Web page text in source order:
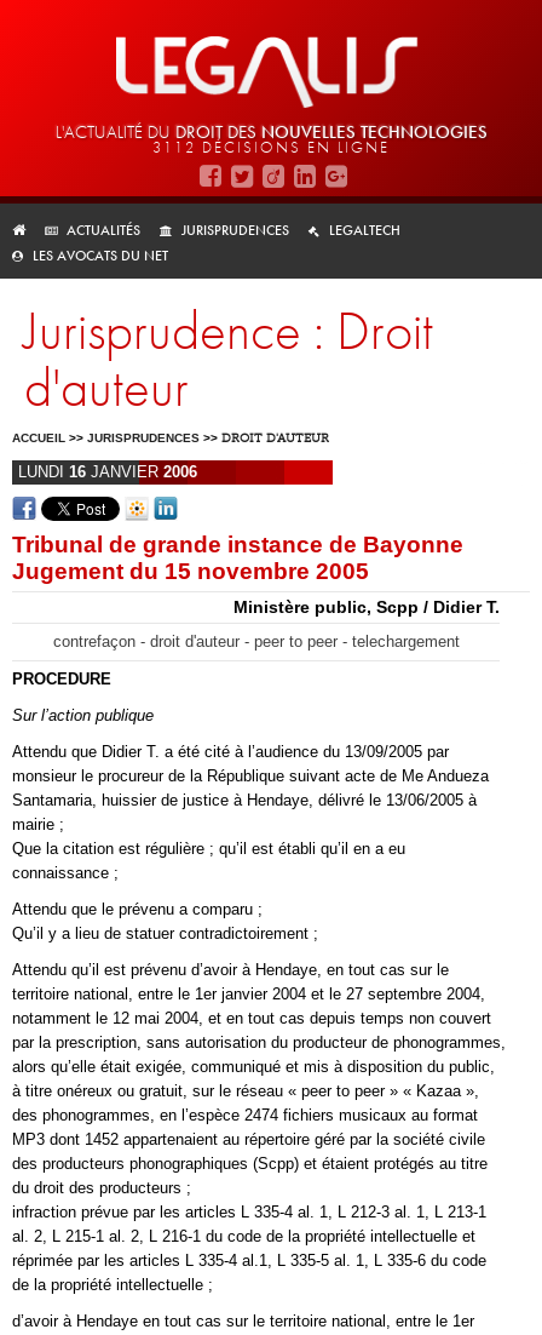
L'ACTUALITÉ DU DROIT DES NOUVELLES TECHNOLOGIES
3112 DÉCISIONS EN LIGNE
ACTUALITÉS JURISPRUDENCES
LEGALTECH
LES AVOCATS DU NET
Jurisprudence : Droit
d'auteur
ACCUEIL >> JURISPRUDENCES >> DROIT D'AUTEUR
LUNDI 16 JANVIER 2006
Tribunal de grande instance de Bayonne
Jugement du 15 novembre 2005
Ministère public, Scpp / Didier T.
contrefaçon - droit d'auteur - peer to peer - telechargement
PROCEDURE
Sur l’action publique
Attendu que Didier T. a été cité à l’audience du 13/09/2005 par
monsieur le procureur de la République suivant acte de Me Andueza
Santamaria, huissier de justice à Hendaye, délivré le 13/06/2005 à
mairie ;
Que la citation est régulière ; qu’il est établi qu’il en a eu
connaissance ;
Attendu que le prévenu a comparu ;
Qu’il y a lieu de statuer contradictoirement ;
Attendu qu’il est prévenu d’avoir à Hendaye, en tout cas sur le
territoire national, entre le 1er janvier 2004 et le 27 septembre 2004,
notamment le 12 mai 2004, et en tout cas depuis temps non couvert
par la prescription, sans autorisation du producteur de phonogrammes,
alors qu’elle était exigée, communiqué et mis à disposition du public,
à titre onéreux ou gratuit, sur le réseau « peer to peer » « Kazaa »,
des phonogrammes, en l’espèce 2474 fichiers musicaux au format
MP3 dont 1452 appartenaient au répertoire géré par la société civile
des producteurs phonographiques (Scpp) et étaient protégés au titre
du droit des producteurs ;
infraction prévue par les articles L 335-4 al. 1, L 212-3 al. 1, L 213-1
al. 2, L 215-1 al. 2, L 216-1 du code de la propriété intellectuelle et
réprimée par les articles L 335-4 al.1, L 335-5 al. 1, L 335-6 du code
de la propriété intellectuelle ;
d’avoir à Hendaye en tout cas sur le territoire national, entre le 1er